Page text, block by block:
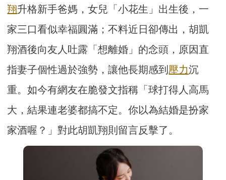
翔升格新手爸媽，女兒「小花生」出生後，一
家三口看似幸福圓滿；不料近日卻傳出，胡凱
翔酒後向友人吐露「想離婚」的念頭，原因直
指妻子個性過於強勢，讓他長期感到 壓力沉
重。如今有網友在脆發文指稱「球打得人高馬
大，結果連老婆都搞不定。你以為結婚是扮家
家酒喔？」對此胡凱翔則留言反擊了。